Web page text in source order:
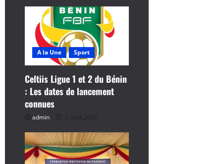
r
c
l
e
A la Une Sport
Celtiis Ligue 1 et 2 du Bénin
: Les dates de lancement
connues
admin 5 août 2026